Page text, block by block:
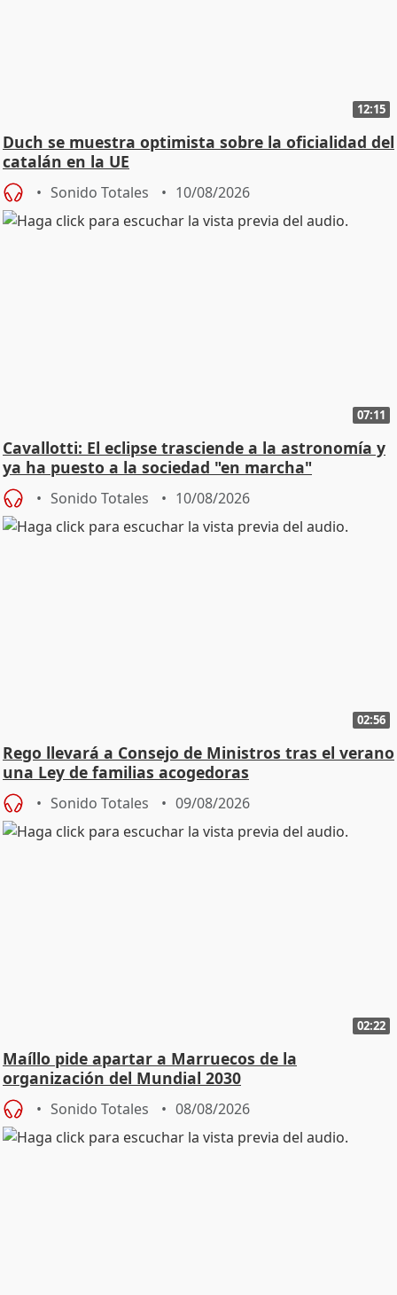
12:15
Duch se muestra optimista sobre la oficialidad del
catalán en la UE
Sonido Totales 10/08/2026
07:11
Cavallotti: El eclipse trasciende a la astronomía y
ya ha puesto a la sociedad "en marcha"
Sonido Totales 10/08/2026
02:56
Rego llevará a Consejo de Ministros tras el verano
una Ley de familias acogedoras
Sonido Totales 09/08/2026
02:22
Maíllo pide apartar a Marruecos de la
organización del Mundial 2030
Sonido Totales 08/08/2026